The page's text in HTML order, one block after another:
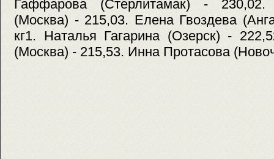
Гаффарова (Стерлитамак) -
(Москва) - 215,03. Елена Гвоздева
кг1. Наталья Гагарина (Озерск) -
(Москва) - 215,53. Инна Протасова